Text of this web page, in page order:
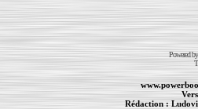
Powered
Rédaction :